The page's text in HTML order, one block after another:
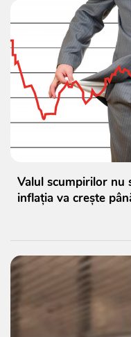
Valul scumpirilor nu
inflația va crește